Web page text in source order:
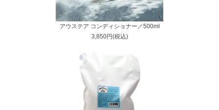
アウステア コンディショナー／500ml
3,850円(税込)